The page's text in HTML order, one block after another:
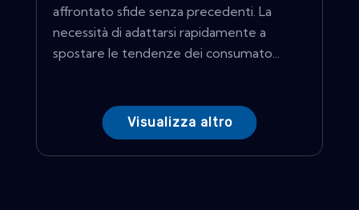
affrontato sfide senza precedenti. La
necessità di adattarsi rapidamente a
spostare le tendenze dei consumato...
Visualizza altro